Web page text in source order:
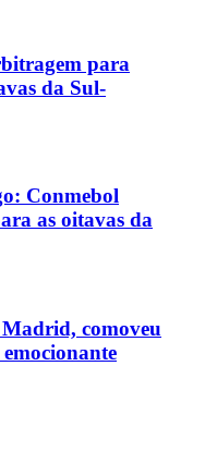
para
da Sul-
Conmebol
as oitavas da
comoveu